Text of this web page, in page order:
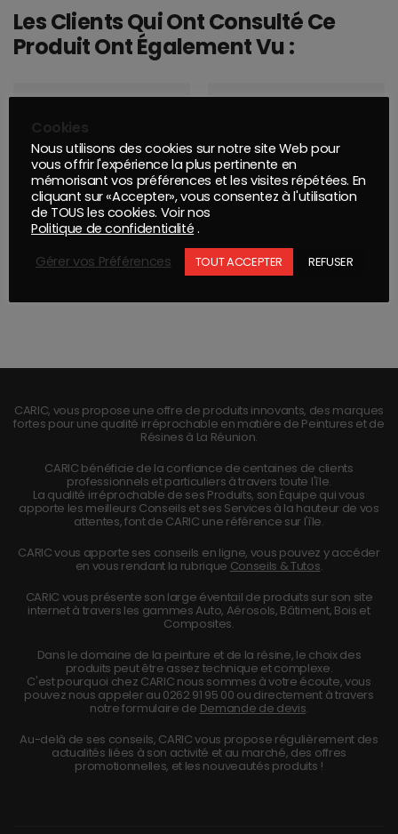
Les Clients Qui Ont Consulté Ce
Produit Ont Également Vu :
CARIC, vous propose une offre de produits innovants, des marques
fortes pour une qualité irréprochable en matière de Peintures et de
Résines à La Réunion.
CARIC bénéficie de la confiance de centaines de clients
professionnels et particuliers à travers toute l'île.
La qualité irréprochable de ses Produits, son Équipe qui vous
apporte les meilleurs Conseils et ses Services à la hauteur de vos
attentes, font de CARIC une référence sur l'île.
CARIC vous apporte ses conseils en ligne, vous pouvez y accéder
en vous rendant la rubrique Conseils & Tutos.
CARIC vous présente son large éventail de produits sur son site
internet à travers les gammes Auto, Aérosols, Bâtiment, Bois et
Composites.
Dans le domaine de la peinture et de la résine, le choix des
produits peut être assez technique et complexe.
C'est pourquoi chez CARIC nous sommes à votre écoute, vous
pouvez nous appeler au 0262 91 95 00 ou directement à travers
notre formulaire de Demande de devis.
Au-delà de ses conseils, CARIC vous propose régulièrement des
actualités liées à son activité et au marché, des offres
promotionnelles, et les nouveautés produits !
Cookies
Nous utilisons des cookies sur notre site Web pour
vous offrir l'expérience la plus pertinente en
mémorisant vos préférences et les visites répétées. En
cliquant sur «Accepter», vous consentez à l'utilisation
de TOUS les cookies. Voir nos
Politique de confidentialité .
Gérer vos Préférences
TOUT ACCEPTER REFUSER